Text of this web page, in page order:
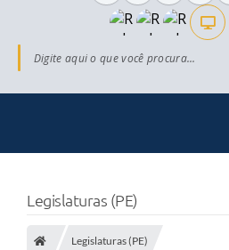
Digite aqui o que você procura...
Legislaturas (PE)
Legislaturas (PE)